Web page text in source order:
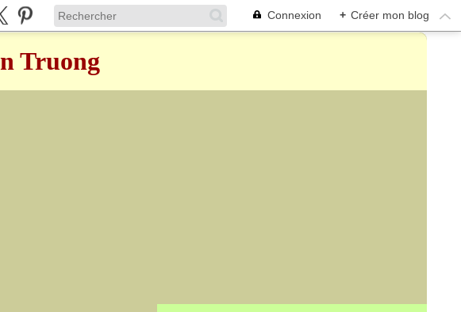
Connexion + Créer mon blog
Truong